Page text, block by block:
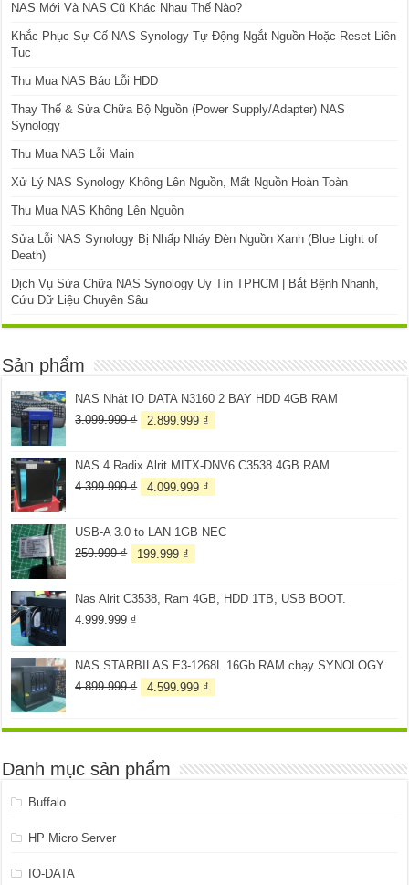
NAS Mới Và NAS Cũ Khác Nhau Thế Nào?
Khắc Phục Sự Cố NAS Synology Tự Động Ngắt Nguồn Hoặc Reset Liên
Tục
Thu Mua NAS Báo Lỗi HDD
Thay Thế & Sửa Chữa Bộ Nguồn (Power Supply/Adapter) NAS
Synology
Thu Mua NAS Lỗi Main
Xử Lý NAS Synology Không Lên Nguồn, Mất Nguồn Hoàn Toàn
Thu Mua NAS Không Lên Nguồn
Sửa Lỗi NAS Synology Bị Nhấp Nháy Đèn Nguồn Xanh (Blue Light of
Death)
Dịch Vụ Sửa Chữa NAS Synology Uy Tín TPHCM | Bắt Bệnh Nhanh,
Cứu Dữ Liệu Chuyên Sâu
Sản phẩm
NAS Nhật IO DATA N3160 2 BAY HDD 4GB RAM
3.099.999₫
Giá
3.099.999 ₫.
2.899.999 ₫
là:
NAS 4 Radix Alrit MITX-DNV6 C3538 4GB RAM
4.399.999₫
Giá
4.399.999 ₫.
4.099.999 ₫
là:
USB-A 3.0 to LAN 1GB NEC
259.999₫
Giá
259.999 ₫.
199.999 ₫
là:
Nas Alrit C3538, Ram 4GB, HDD 1TB, USB BOOT.
4.999.999 ₫
NAS STARBILAS E3-1268L 16Gb RAM chạy SYNOLOGY
4.899.999₫
Giá
4.899.999 ₫.
4.599.999 ₫
là:
Danh mục sản phẩm
Buffalo
HP Micro Server
IO-DATA